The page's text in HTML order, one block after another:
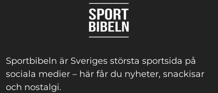
Sportbibeln är Sveriges största sportsida på
sociala medier – här får du nyheter, snackisar
och nostalgi.